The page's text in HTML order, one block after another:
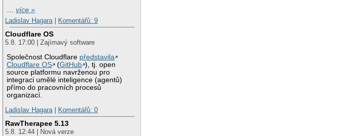
…více »
Ladislav Hagara| Komentářů: 9
Cloudflare OS
5.8. 17:00 | Zajímavý software
Společnost Cloudflare představila
Cloudflare OS
(GitHub ), tj. open
source platformu navrženou pro
integraci umělé inteligence (agentů)
přímo do pracovních procesů
organizací.
Ladislav Hagara| Komentářů: 0
RawTherapee 5.13
5.8. 12:44 | Nová verze